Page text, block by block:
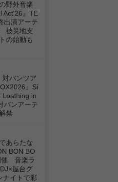
野外音楽
Act'26』TE
出演アーテ
被災地支
の始動も
バンツア
』Si
Loathing in
バンアーテ
禁
あらたな
BON BO
催 音楽ラ
屋台グ
ナイトで彩